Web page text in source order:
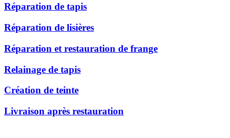
Réparation de tapis
Réparation de lisières
Réparation et restauration de frange
Relainage de tapis
Création de teinte
Livraison après restauration